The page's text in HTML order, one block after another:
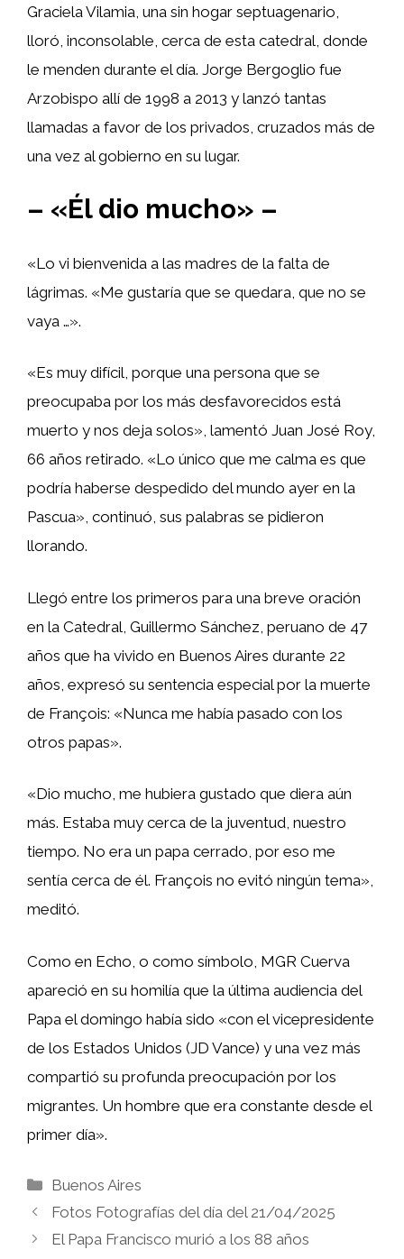
Graciela Vilamia, una sin hogar septuagenario,
lloró, inconsolable, cerca de esta catedral, donde
le menden durante el día. Jorge Bergoglio fue
Arzobispo allí de 1998 a 2013 y lanzó tantas
llamadas a favor de los privados, cruzados más de
una vez al gobierno en su lugar.
– «Él dio mucho» –
«Lo vi bienvenida a las madres de la falta de
lágrimas. «Me gustaría que se quedara, que no se
vaya …».
«Es muy difícil, porque una persona que se
preocupaba por los más desfavorecidos está
muerto y nos deja solos», lamentó Juan José Roy,
66 años retirado. «Lo único que me calma es que
podría haberse despedido del mundo ayer en la
Pascua», continuó, sus palabras se pidieron
llorando.
Llegó entre los primeros para una breve oración
en la Catedral, Guillermo Sánchez, peruano de 47
años que ha vivido en Buenos Aires durante 22
años, expresó su sentencia especial por la muerte
de François: «Nunca me había pasado con los
otros papas».
«Dio mucho, me hubiera gustado que diera aún
más. Estaba muy cerca de la juventud, nuestro
tiempo. No era un papa cerrado, por eso me
sentía cerca de él. François no evitó ningún tema»,
meditó.
Como en Echo, o como símbolo, MGR Cuerva
apareció en su homilía que la última audiencia del
Papa el domingo había sido «con el vicepresidente
de los Estados Unidos (JD Vance) y una vez más
compartió su profunda preocupación por los
migrantes. Un hombre que era constante desde el
primer día».
Categorías
Buenos Aires
Fotos Fotografías del día del 21/04/2025
El Papa Francisco murió a los 88 años